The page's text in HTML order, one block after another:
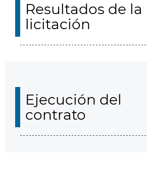
Resultados de la
licitación
Ejecución del
contrato